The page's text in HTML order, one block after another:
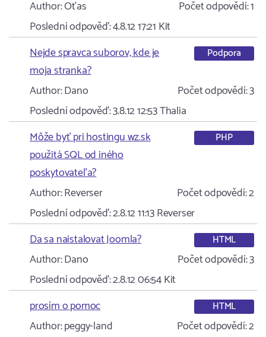
Author:Oťas Počet odpovědí:1
Poslední odpověď:4.8.12 17:21 Kit
Nejde spravca suborov, kde je
moja stranka?
Podpora
Author:Dano Počet odpovědí:3
Poslední odpověď:3.8.12 12:53Thalia
Môže byť pri hostingu wz.sk
použitá SQL od iného
poskytovateľa?
PHP
Author:Reverser Počet odpovědí:2
Poslední odpověď:2.8.12 11:13Reverser
Da sa naistalovat Joomla?
HTML
Author:Dano Počet odpovědí:3
Poslední odpověď:2.8.12 06:54Kit
prosím o pomoc
HTML
Author:peggy-land Počet odpovědí:2